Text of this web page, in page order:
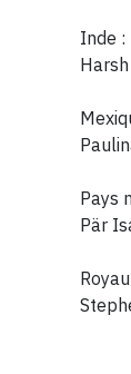
Inde
Pays
Pär